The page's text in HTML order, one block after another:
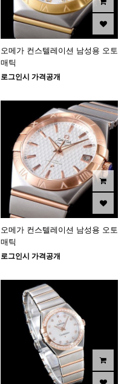
오메가 컨스텔레이션 남성용 오토
매틱
로그인시 가격공개
오메가 컨스텔레이션 남성용 오토
매틱
로그인시 가격공개